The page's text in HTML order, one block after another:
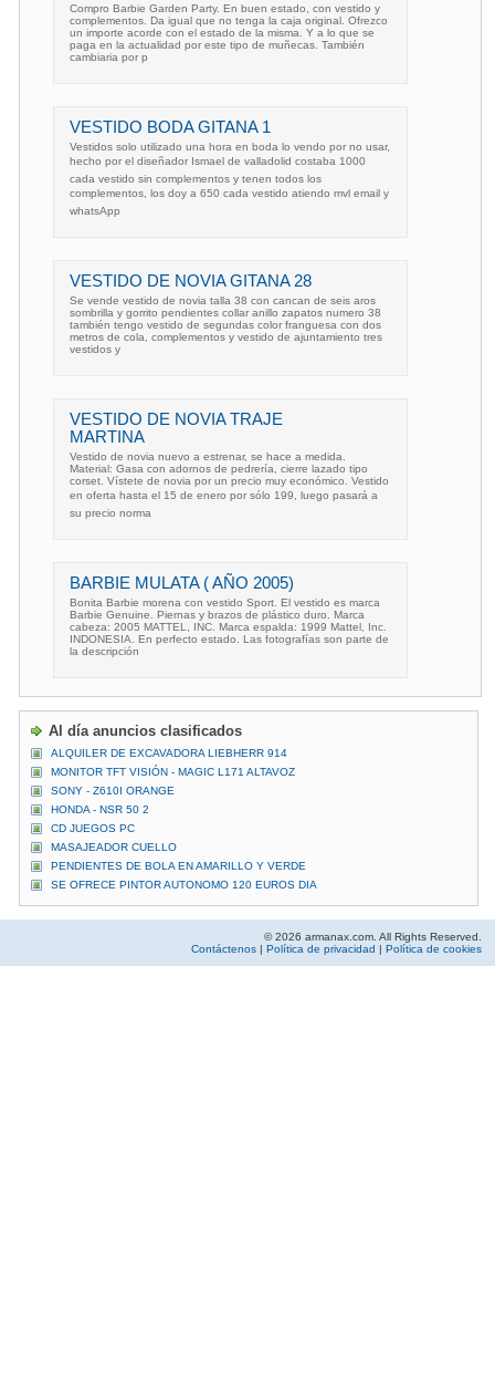
Compro Barbie Garden Party. En buen estado, con vestido y
complementos. Da igual que no tenga la caja original. Ofrezco
un importe acorde con el estado de la misma. Y a lo que se
paga en la actualidad por este tipo de muñecas. También
cambiaria por p
VESTIDO BODA GITANA 1
Vestidos solo utilizado una hora en boda lo vendo por no usar,
hecho por el diseñador Ismael de valladolid costaba 1000
cada vestido sin complementos y tenen todos los
complementos, los doy a 650 cada vestido atiendo mvl email y
whatsApp
VESTIDO DE NOVIA GITANA 28
Se vende vestido de novia talla 38 con cancan de seis aros
sombrilla y gorrito pendientes collar anillo zapatos numero 38
también tengo vestido de segundas color franguesa con dos
metros de cola, complementos y vestido de ajuntamiento tres
vestidos y
VESTIDO DE NOVIA TRAJE
MARTINA
Vestido de novia nuevo a estrenar, se hace a medida.
Material: Gasa con adornos de pedrería, cierre lazado tipo
corset. Vístete de novia por un precio muy económico. Vestido
en oferta hasta el 15 de enero por sólo 199, luego pasará a
su precio norma
BARBIE MULATA ( AÑO 2005)
Bonita Barbie morena con vestido Sport. El vestido es marca
Barbie Genuine. Piernas y brazos de plástico duro. Marca
cabeza: 2005 MATTEL, INC. Marca espalda: 1999 Mattel, Inc.
INDONESIA. En perfecto estado. Las fotografías son parte de
la descripción
Al día anuncios clasificados
ALQUILER DE EXCAVADORA LIEBHERR 914
MONITOR TFT VISIÓN - MAGIC L171 ALTAVOZ
SONY - Z610I ORANGE
HONDA - NSR 50 2
CD JUEGOS PC
MASAJEADOR CUELLO
PENDIENTES DE BOLA EN AMARILLO Y VERDE
SE OFRECE PINTOR AUTONOMO 120 EUROS DIA
© 2026 armanax.com. All Rights Reserved.
Contáctenos | Política de privacidad | Política de cookies